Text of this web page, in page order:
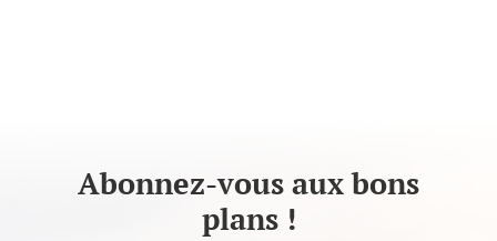
Abonnez-vous aux bons
plans !